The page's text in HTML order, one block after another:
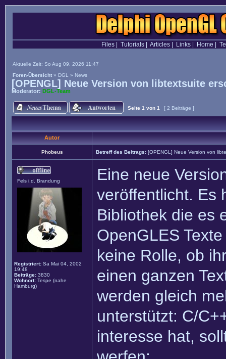
Files| Tutorials| Articles| Links| Home
Aktuelle Zeit: So Aug 09, 2026 11:47
Foren-Übersicht » DGL » News
[OPENGL] Neue Version von libtextsuite
Moderator: DGL-Team
Seite 1 von 1 [ 2 Beiträge ]
Autor
Phobeus Betreff des Beitrags: [OPENGL] Neue Version von
Fels i.d. Brandung
Registriert: Sa Mai 04, 2002
19:48
Beiträge: 3830
Wohnort: Tespe (nahe
Hamburg)
Eine neue
veröffentlicht. Es
Bibliothek die es
OpenGLES
keine Rolle, ob
einen ganzen
werden gleich
unterstützt: C/
interesse hat,